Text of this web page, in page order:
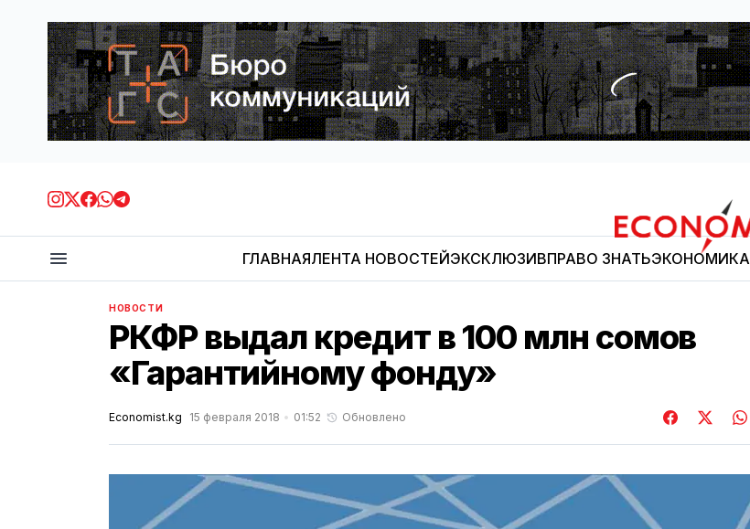
Economist.kg
ГЛАВНАЯЛЕНТА НОВОСТЕЙЭКСКЛЮЗИВПРАВО ЗНАТЬЭКОНОМИКА
НОВОСТИ
РКФР выдал кредит в 100 млн сомов
«Гарантийному фонду»
Economist.kg 15 февраля 2018 01:52 Обновлено